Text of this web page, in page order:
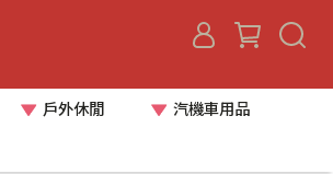
戶外休閒
汽機車用品